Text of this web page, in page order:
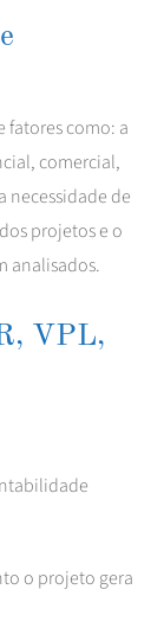
fatores como: a
comercial,
necessidade de
projetos e o
analisados.
VPL,
o projeto gera